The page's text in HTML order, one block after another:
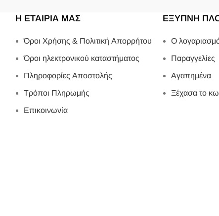
Η ΕΤΑΙΡΙΑ ΜΑΣ
Όροι Χρήσης & Πολιτική Απορρήτου
Όροι ηλεκτρονικού καταστήματος
Πληροφορίες Αποστολής
Τρόποι Πληρωμής
Επικοινωνία
ΕΞΥΠΝΗ
Ο
Παραγγελίες
Αγαπημένα
Ξέχασα το